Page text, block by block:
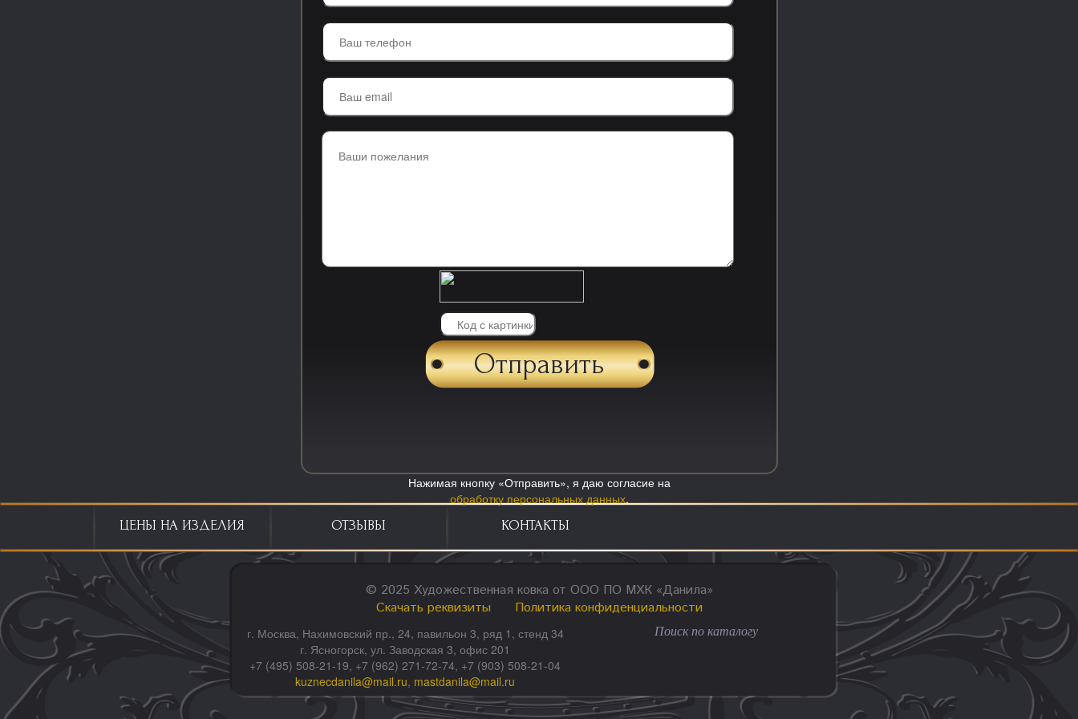
Нажимая кнопку «Отправить», я даю согласие на
обработку персональных данных.
ЦЕНЫ НА ИЗДЕЛИЯ ОТЗЫВЫ КОНТАКТЫ
© 2025 Художественная ковка от ООО ПО МХК «Данила»
Скачать реквизиты
Политика конфиденциальности
г. Москва, Нахимовский пр., 24, павильон 3, ряд 1, стенд 34
г. Ясногорск, ул. Заводская 3, офис 201
+7 (495) 508-21-19, +7 (962) 271-72-74, +7 (903) 508-21-04
kuznecdanila@mail.ru, mastdanila@mail.ru